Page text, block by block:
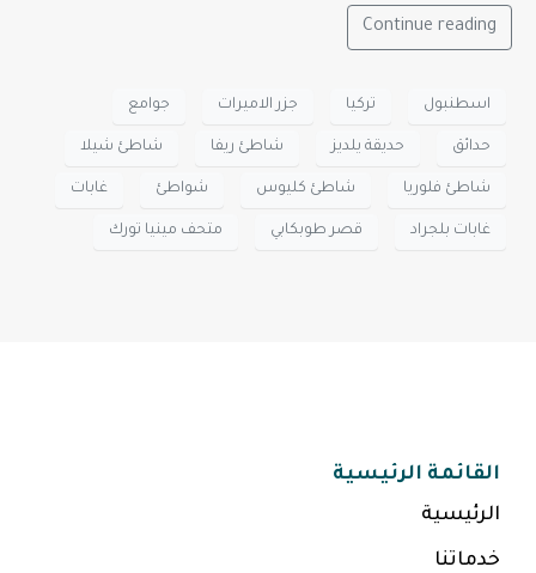
Continue reading
اسطنبول تركيا جزر الاميرات جوامع
حدائق حديقة يلديز شاطئ ريفا شاطئ شيلا
شاطئ فلوريا شاطئ كليوس شواطئ غابات
غابات بلجراد قصر طوبكابي متحف مينيا تورك
القائمة الرئيسية
الرئيسية
خدماتنا